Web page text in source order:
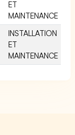
ET
MAINTENANCE
INSTALLATION
ET
MAINTENANCE